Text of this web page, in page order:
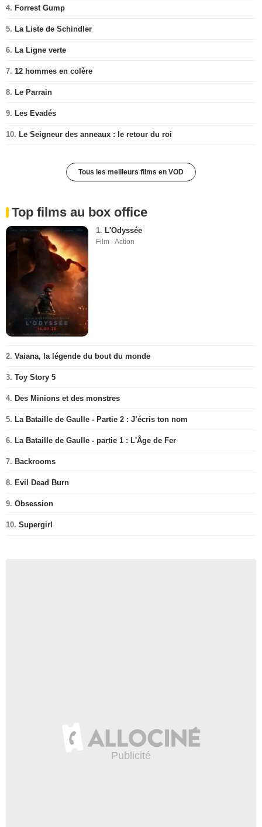
4. Forrest Gump
5. La Liste de Schindler
6. La Ligne verte
7. 12 hommes en colère
8. Le Parrain
9. Les Evadés
10. Le Seigneur des anneaux : le retour du roi
Tous les meilleurs films en VOD
Top films au box office
1. L'Odyssée
Film - Action
2. Vaiana, la légende du bout du monde
3. Toy Story 5
4. Des Minions et des monstres
5. La Bataille de Gaulle - Partie 2 : J’écris ton nom
6. La Bataille de Gaulle - partie 1 : L'Âge de Fer
7. Backrooms
8. Evil Dead Burn
9. Obsession
10. Supergirl